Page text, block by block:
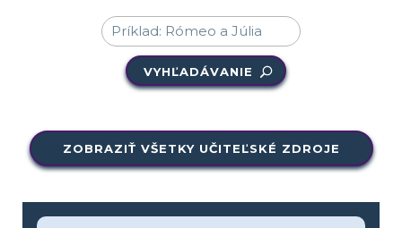
VYHĽADÁVANIE
ZOBRAZIŤ VŠETKY UČITEĽSKÉ ZDROJE